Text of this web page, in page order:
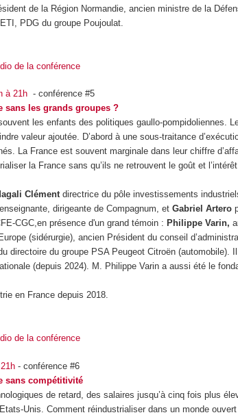
de la Région Normandie, ancien ministre de la
PDG du groupe Poujoulat.
de la conférence
à 21h - conférence #5
sans les grands groupes ?
les enfants des politiques gaullo-pompidoliennes.
valeur ajoutée. D’abord à une sous-traitance
La France est souvent marginale dans leur chiffre
la France sans qu’ils ne retrouvent le goût et
Clémentdirectrice du pôle investissements
dirigeante de Compagnum, etGabriel Artero
CGC,en présence d'un grand témoin : Philippe Varin,
(sidérurgie), ancien Président du conseil
directoire du groupe PSA Peugeot Citroën (automobile).
(depuis 2024). M. Philippe Varin a aussi été le
en France depuis 2018.
de la conférence
- conférence #6
sans compétitivité
de retard, des salaires jusqu’à cinq fois plus
Unis. Comment réindustrialiser dans un monde